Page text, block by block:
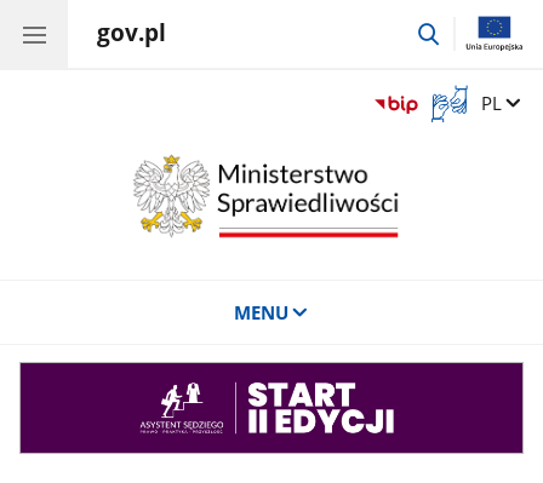
gov.pl
przejdź
Otwórz
okno
Zmień
PL
MENU